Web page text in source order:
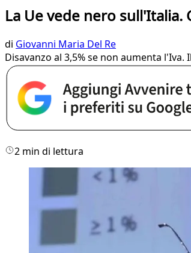
La Ue vede nero sull'Italia.
di Giovanni Maria Del Re
Disavanzo al 3,5% se non aumenta
2 min di lettura